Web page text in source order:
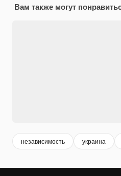
Вам также могут
независимость украина